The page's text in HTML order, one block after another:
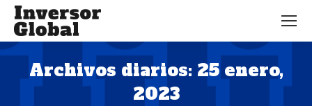
Archivos diarios: 25 enero,
2023